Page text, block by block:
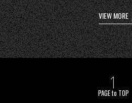
VIEW MORE
PAGE to TOP